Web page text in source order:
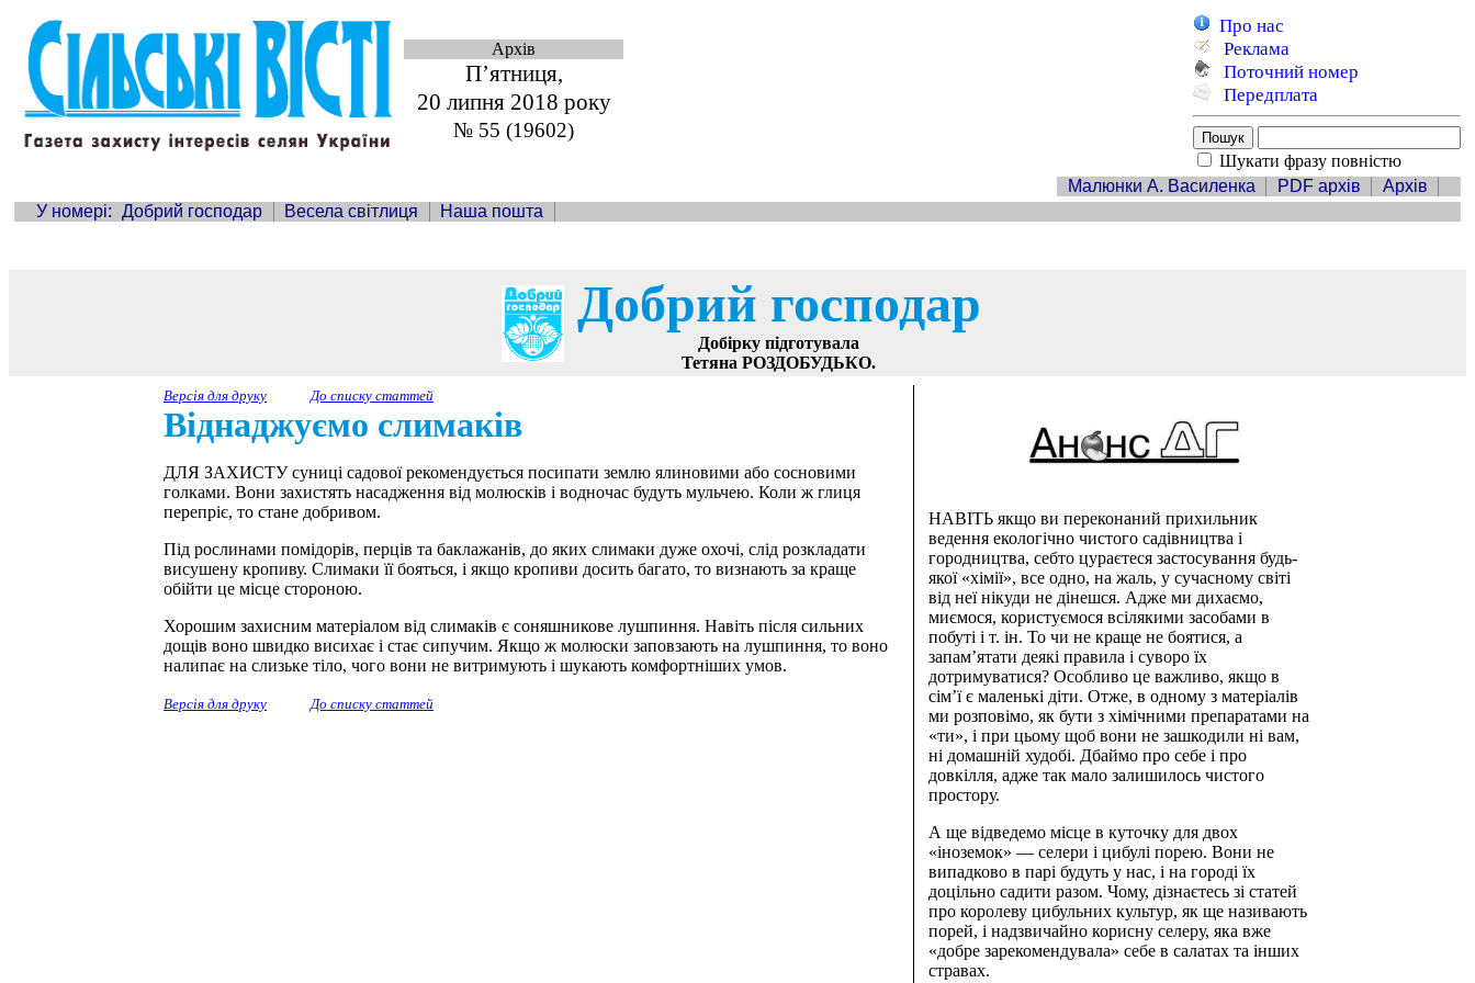
Архів
П’ятниця,
20 липня 2018 року
№ 55 (19602)
Про нас
Реклама
Поточний номер
Передплата
Шукати фразу повністю
Малюнки А. Василенка
PDF архів
Архів
У номері:
Добрий господар Весела світлиця Наша пошта
Добрий господар
Добірку підготувала
Тетяна РОЗДОБУДЬКО.
Версія для друку До списку статтей
Віднаджуємо слимаків
ДЛЯ ЗАХИСТУ суниці садової рекомендується посипати землю ялиновими або сосновими
голками. Вони захистять насадження від молюсків і водночас будуть мульчею. Коли ж глиця
перепріє, то стане добривом.
Під рослинами помідорів, перців та баклажанів, до яких слимаки дуже охочі, слід розкладати
висушену кропиву. Слимаки її бояться, і якщо кропиви досить багато, то визнають за краще
обійти це місце стороною.
Хорошим захисним матеріалом від слимаків є соняшникове лушпиння. Навіть після сильних
дощів воно швидко висихає і стає сипучим. Якщо ж молюски заповзають на лушпиння, то воно
налипає на слизьке тіло, чого вони не витримують і шукають комфортніших умов.
Версія для друку До списку статтей
НАВІТЬ якщо ви переконаний прихильник
ведення екологічно чистого садівництва і
городництва, себто цураєтеся застосування будь-
якої «хімії», все одно, на жаль, у сучасному світі
від неї нікуди не дінешся. Адже ми дихаємо,
миємося, користуємося всілякими засобами в
побуті і т. ін. То чи не краще не боятися, а
запам’ятати деякі правила і суворо їх
дотримуватися? Особливо це важливо, якщо в
сім’ї є маленькі діти. Отже, в одному з матеріалів
ми розповімо, як бути з хімічними препаратами на
«ти», і при цьому щоб вони не зашкодили ні вам,
ні домашній худобі. Дбаймо про себе і про
довкілля, адже так мало залишилось чистого
простору.
А ще відведемо місце в куточку для двох
«іноземок» — селери і цибулі порею. Вони не
випадково в парі будуть у нас, і на городі їх
доцільно садити разом. Чому, дізнаєтесь зі статей
про королеву цибульних культур, як ще називають
порей, і надзвичайно корисну селеру, яка вже
«добре зарекомендувала» себе в салатах та інших
стравах.